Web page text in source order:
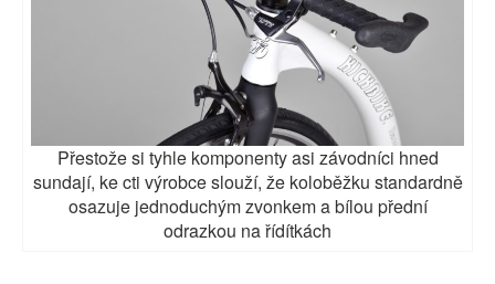
Přestože si tyhle komponenty asi závodníci hned
sundají, ke cti výrobce slouží, že koloběžku standardně
osazuje jednoduchým zvonkem a bílou přední
odrazkou na řídítkách